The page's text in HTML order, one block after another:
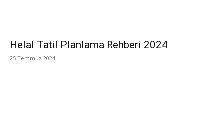
Helal Tatil Planlama Rehberi 2024
25 Temmuz 2024